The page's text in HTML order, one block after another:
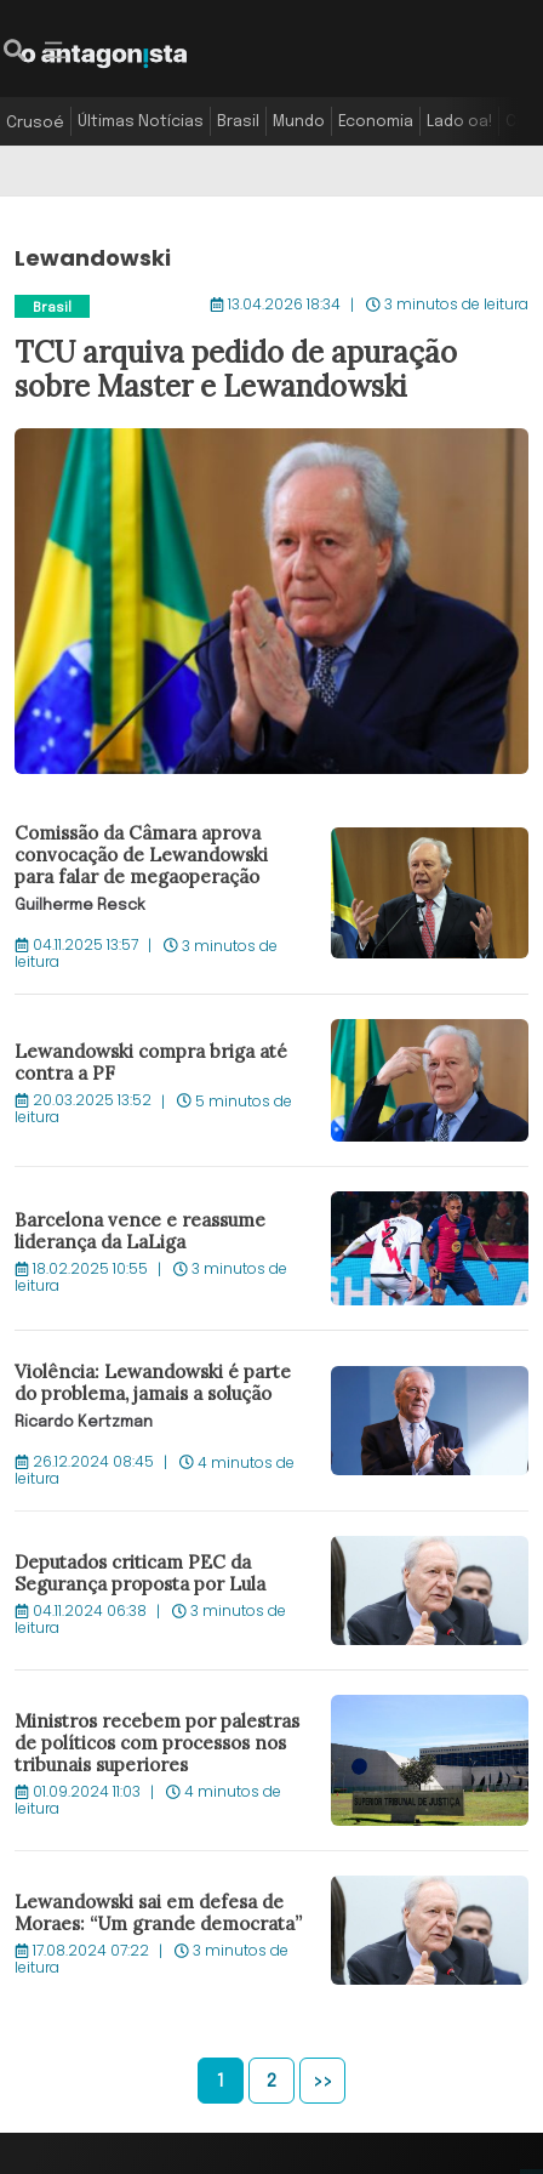
Crusoé Últimas Notícias Brasil Mundo Economia Lado oa!
Lewandowski
Brasil 13.04.2026 18:34 3 minutos de leitura
TCU arquiva pedido de apuração
sobre Master e Lewandowski
Comissão da Câmara aprova
convocação de Lewandowski
para falar de megaoperação
Guilherme Resck
04.11.2025 13:57 3 minutos de
leitura
Lewandowski compra briga até
contra a PF
20.03.2025 13:52 5 minutos de
leitura
Barcelona vence e reassume
liderança da LaLiga
18.02.2025 10:55 3 minutos de
leitura
Violência: Lewandowski é parte
do problema, jamais a solução
Ricardo Kertzman
26.12.2024 08:45 4 minutos de
leitura
Deputados criticam PEC da
Segurança proposta por Lula
04.11.2024 06:38 3 minutos de
leitura
Ministros recebem por palestras
de políticos com processos nos
tribunais superiores
01.09.2024 11:03 4 minutos de
leitura
Lewandowski sai em defesa de
Moraes: “Um grande democrata”
17.08.2024 07:22 3 minutos de
leitura
1 2 >>